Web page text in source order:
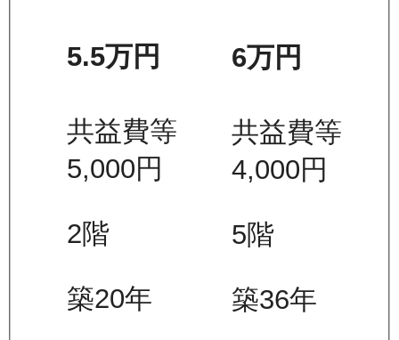
5.5万円
共益費等
5,000円
2階
築20年
6万円
共益費等
4,000円
5階
築36年